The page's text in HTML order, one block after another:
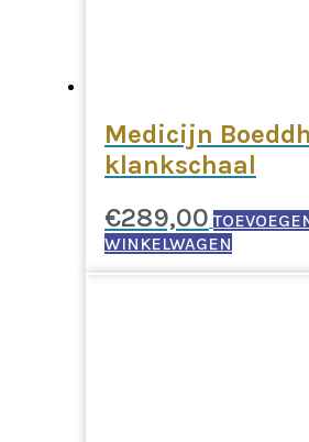
Medicijn
klankschaal
€289,00
WINKELWAGEN